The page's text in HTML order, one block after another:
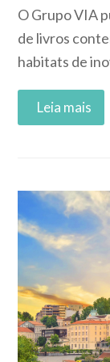
O Grupo VIA
de livros
habitats de